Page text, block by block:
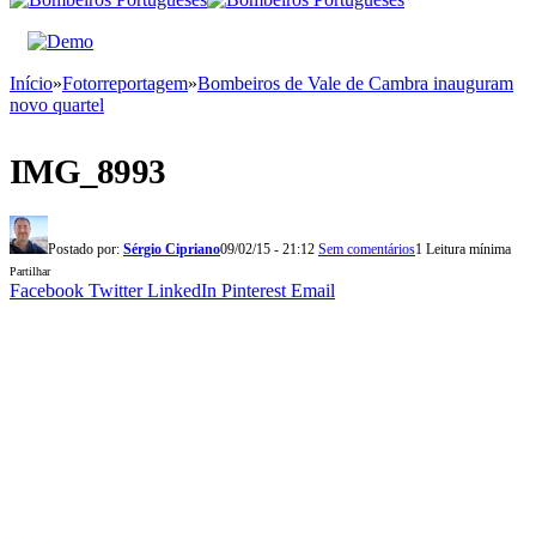
Início»Fotorreportagem»Bombeiros de Vale de Cambra inauguram
novo quartel
IMG_8993
Postado por: Sérgio Cipriano09/02/15 - 21:12 Sem comentários1 Leitura mínima
Partilhar
Facebook Twitter LinkedIn Pinterest Email